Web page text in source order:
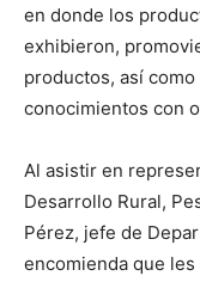
en donde los
exhibieron,
productos, así
conocimientos con
Al asistir en
Desarrollo Rural,
Pérez, jefe de
encomienda que